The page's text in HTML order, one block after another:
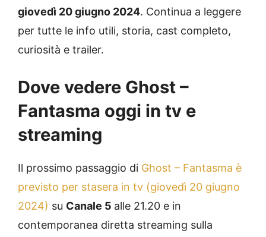
giovedì 20 giugno 2024. Continua a leggere
per tutte le info utili, storia, cast completo,
curiosità e trailer.
Dove vedere Ghost –
Fantasma oggi in tv e
streaming
Il prossimo passaggio di Ghost – Fantasma è
previsto per stasera in tv (giovedì 20 giugno
2024) su Canale 5 alle 21.20 e in
contemporanea diretta streaming sulla